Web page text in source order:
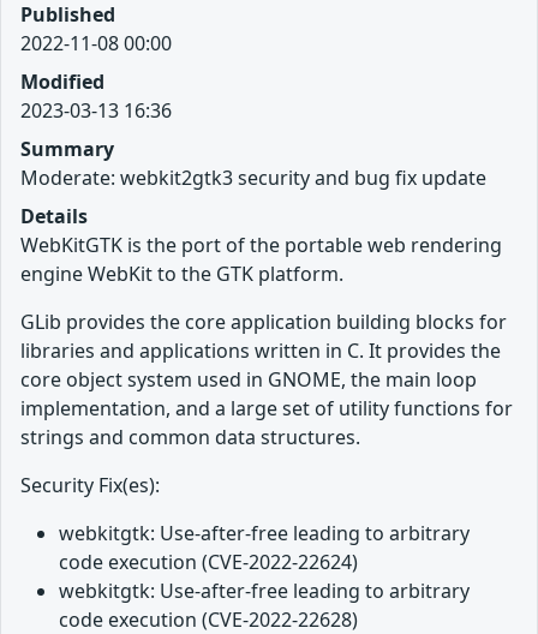
Published
2022-11-08 00:00
Modified
2023-03-13 16:36
Summary
Moderate: webkit2gtk3 security and bug fix update
Details
WebKitGTK is the port of the portable web rendering
engine WebKit to the GTK platform.
GLib provides the core application building blocks for
libraries and applications written in C. It provides the
core object system used in GNOME, the main loop
implementation, and a large set of utility functions for
strings and common data structures.
Security Fix(es):
webkitgtk: Use-after-free leading to arbitrary
code execution (CVE-2022-22624)
webkitgtk: Use-after-free leading to arbitrary
code execution (CVE-2022-22628)